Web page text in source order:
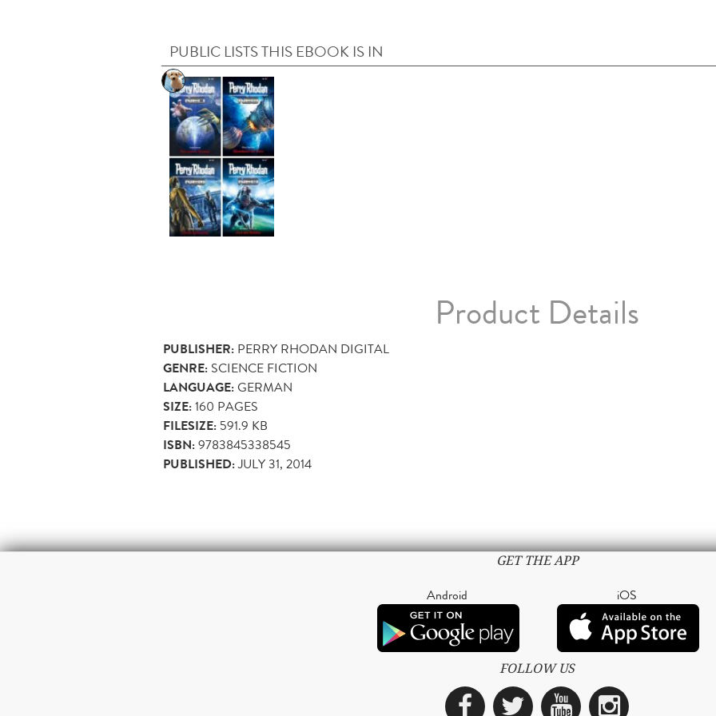
PUBLIC LISTS THIS EBOOK IS IN
Product Details
PUBLISHER: PERRY RHODAN DIGITAL
GENRE: SCIENCE FICTION
LANGUAGE:GERMAN
SIZE:160 PAGES
FILESIZE: 591.9 KB
ISBN:9783845338545
PUBLISHED:JULY 31, 2014
GET THE APP
Android iOS
FOLLOW US
Facebook
TwitterYouTube